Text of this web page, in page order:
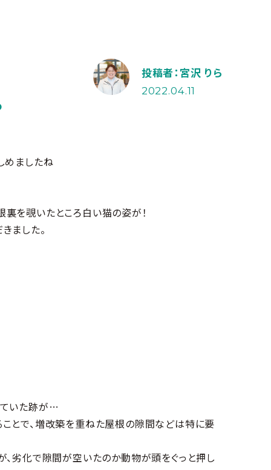
投稿者：宮沢 りら
2022.04.11
めましたね
を覗いたところ白い猫の姿が！
ました。
ていた跡が…
とで、増改築を重ねた屋根の隙間などは特に要
劣化で隙間が空いたのか動物が頭をぐっと押し